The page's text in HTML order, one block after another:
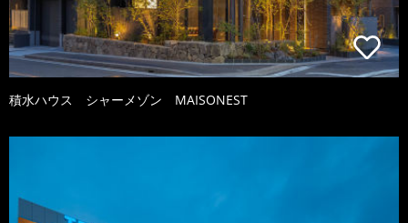
積水ハウス シャーメゾン MAISONEST